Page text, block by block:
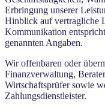
Erbringung unserer
Hinblick auf vertragliche
Kommunikation
genannten Angaben.
Wir offenbaren oder
Finanzverwaltung,
Wirtschaftsprüfer sowie
Zahlungsdienstleister.